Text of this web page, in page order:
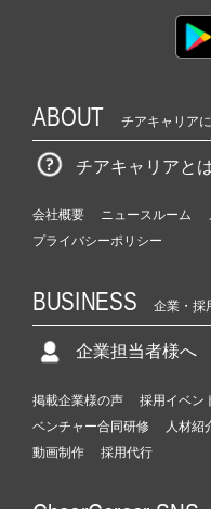
ABOUT チアキャリア
チアキャリアと
会社概要 ニュースルーム
プライバシーポリシー
BUSINESS 企業・採
企業担当者様へ
掲載企業様の声 採用イベン
ベンチャー合同研修
人材紹
動画制作
採用代行